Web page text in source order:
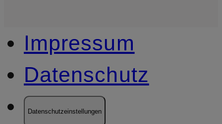
Impressum
Datenschutz
Datenschutzeinstellungen